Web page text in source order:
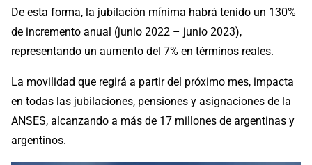
De esta forma, la jubilación mínima habrá tenido un 130%
de incremento anual (junio 2022 – junio 2023),
representando un aumento del 7% en términos reales.
La movilidad que regirá a partir del próximo mes, impacta
en todas las jubilaciones, pensiones y asignaciones de la
ANSES, alcanzando a más de 17 millones de argentinas y
argentinos.